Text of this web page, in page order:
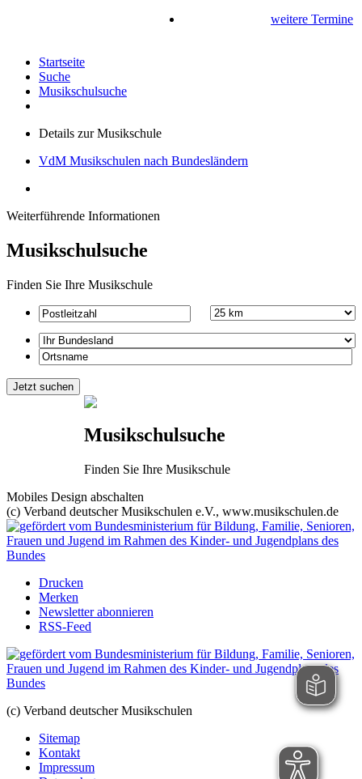
weitere Termine
Startseite
Suche
Musikschulsuche
Details zur Musikschule
VdM Musikschulen nach Bundesländern
Weiterführende Informationen
Musikschulsuche
Finden Sie Ihre Musikschule
Musikschulsuche
Finden Sie Ihre Musikschule
Mobiles Design abschalten
(c) Verband deutscher Musikschulen e.V., www.musikschulen.de
Drucken
Merken
Newsletter abonnieren
RSS-Feed
(c) Verband deutscher Musikschulen
Sitemap
Kontakt
Impressum